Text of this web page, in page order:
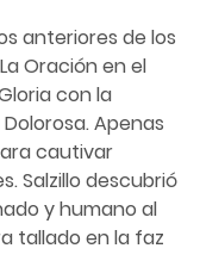
anteriores de los
Oración en el
con la
Apenas
cautivar
Salzillo descubrió
y humano al
tallado en la faz